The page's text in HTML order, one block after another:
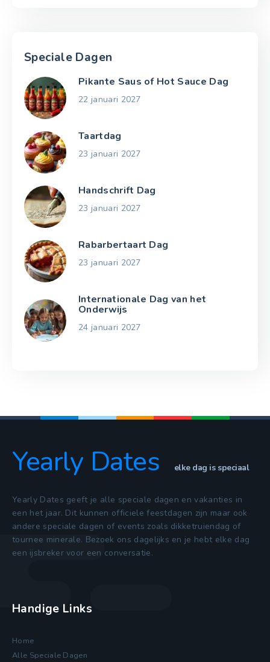
Speciale Dagen
Pikante Saus of Hot Sauce Dag
22 januari 2027
Taartdag
23 januari 2027
Handschrift Dag
23 januari 2027
Rabarbertaart Dag
23 januari 2027
Internationale Dag van het
Onderwijs
24 januari 2027
Yearly Dates elke dag is speciaal
Yearly Dates geeft je alle speciale dagen en vakanties in
een het jaar. Dit kunnen officiele feestdagen zijn maar ook
andere speciale dagen of events zoals dikketruiendag of
tournee minerale. Bezoek ons dagelijks en je hebt elke dag
een ijsbreker voor een conversatie.
Handige Links
Home
Alle Speciale Dagen